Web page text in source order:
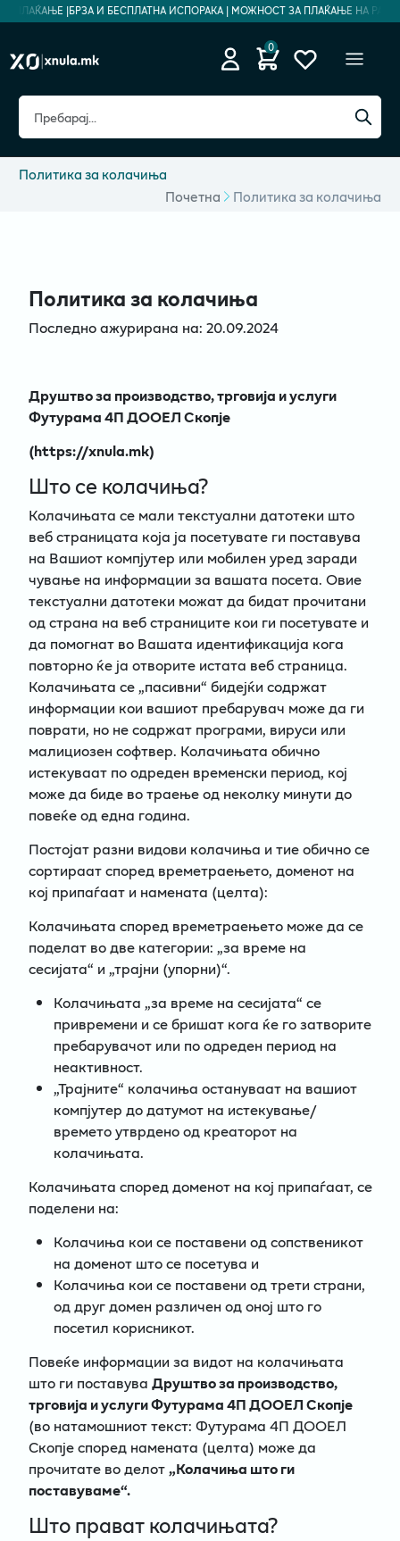
|БРЗА И БЕСПЛАТНА ИСПОРАКА | МОЖНОСТ ЗА ПЛАЌАЊЕ НА РАТИ |
0
Политика за колачиња
Почетна
Политика за колачиња
Политика за колачиња
Последно ажурирана на: 20.09.2024
Друштво за производство, трговија и услуги
Футурама 4П ДООЕЛ Скопје
(https://xnula.mk)
Што се колачиња?
Колачињата се мали текстуални датотеки што
веб страницата која ја посетувате ги поставува
на Вашиот компјутер или мобилен уред заради
чување на информации за вашата посета. Овие
текстуални датотеки можат да бидат прочитани
од страна на веб страниците кои ги посетувате и
да помогнат во Вашата идентификација кога
повторно ќе ја отворите истата веб страница.
Колачињата се „пасивни“ бидејќи содржат
информации кои вашиот пребарувач може да ги
поврати, но не содржат програми, вируси или
малициозен софтвер. Колачињата обично
истекуваат по одреден временски период, кој
може да биде во траење од неколку минути до
повеќе од една година.
Постојат разни видови колачиња и тие обично се
сортираат според времетраењето, доменот на
кој припаѓаат и намената (целта):
Колачињата според времетраењето може да се
поделат во две категории: „за време на
сесијата“ и „трајни (упорни)“.
Колачињата „за време на сесијата“ се
привремени и се бришат кога ќе го затворите
пребарувачот или по одреден период на
неактивност.
„Трајните“ колачиња остануваат на вашиот
компјутер до датумот на истекување/
времето утврдено од креаторот на
колачињата.
Колачињата според доменот на кој припаѓаат, се
поделени на:
Колачиња кои се поставени од сопственикот
на доменот што се посетува и
Колачиња кои се поставени од трети страни,
од друг домен различен од оној што го
посетил корисникот.
Повеќе информации за видот на колачињата
што ги поставува Друштво за производство,
трговија и услуги Футурама 4П ДООЕЛ Скопје
(во натамошниот текст: Футурама 4П ДООЕЛ
Скопје според намената (целта) може да
прочитате во делот„Колачиња што ги
поставуваме“.
Што прават колачињата?